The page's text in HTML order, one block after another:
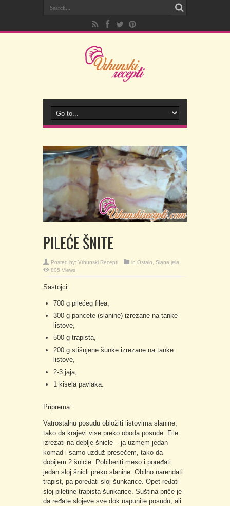
PILEĆE ŠNITE
Posted by: Vrhunski Recepti in Ostalo
Slana jela
805 Views
Sastojci:
700 g pilećeg filea,
300 g pancete (slanine) izrezane na tanke
listove,
500 g trapista,
200 g stišnjene šunke izrezane na tanke
listove,
2-3 jaja,
1 kisela pavlaka.
Priprema:
Vatrostalnu posudu obložiti listovima slanine,
tako da krajevi vise preko oboda posude. File
izrezati na deblje šnicle – ja uzmem jedan
komad i samo uzduž presečem, tako da
dobijem 2 šnicle. Pobiberiti meso i poređati
jedan sloj šnicli preko slanine. Obilno narendati
trapist, pa poređati sloj šunkarice. Opet ređati
sloj piletine-trapista-šunkarice. Suština priče je
da ređate slojeve sve dok napunite posudu, ali